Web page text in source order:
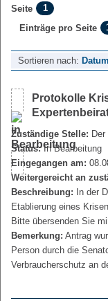
Seite
1
Einträge pro Seite
Sortieren nach: Datum
Protokolle
Zuständige Stelle:
Status:In Bearbeitung
Eingegangen am:
Weitergereicht an
Beschreibung: In der
Etablierung eines
Bitte übersenden Sie
Bemerkung: Antrag
Person durch die
Verbraucherschutz an